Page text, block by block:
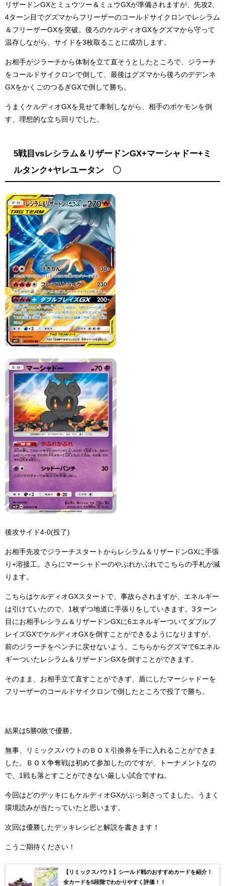
リザードンGXとミュウツー＆ミュウGXが準備されますが、先攻2、
4ターン目でグズマからフリーザーのコールドサイクロンでレシラム
＆フリーザーGXを突破。後ろのケルディオGXをグズマから守って
温存しながら、サイドを3枚取ることに成功します。
お相手がジラーチから体制を立て直そうとしたところで、ジラーチ
をコールドサイクロンで倒して、最後はグズマから後ろのデデンネ
GXをかくごのつるぎGXで倒して勝ち。
うまくケルディオGXを見せて牽制しながら、相手のポケモンを倒
す、理想的な立ち回りでした。
5戦目vsレシラム＆リザードンGX+マーシャドー+ミ
ルタンク+ヤレユータン 〇
後攻サイド4-0(投了)
お相手先攻でジラーチスタートからレシラム＆リザードンGXに手張
り+溶接工。さらにマーシャドーのやぶれかぶれでこちらの手札が減
ります。
こちらはケルディオGXスタートで、事故らされますが、エネルギー
は引けていたので、1枚ずつ地道に手張りをしていきます。3ターン
目にお相手レシラム＆リザードンGXに6エネルギーついてダブルブ
レイズGXでケルディオGXを倒すことができるようになりますが、
前のジラーチをベンチに戻せないよう。こちらからグズマで6エネル
ギーついたレシラム＆リザードンGXを倒すことができます。
そのまま、お相手立て直すことができず、盾にしたマーシャドーを
フリーザーのコールドサイクロンで倒したところで投了で勝ち。
結果は5勝0敗で優勝。
無事、リミックスバウトのＢＯＸ引換券を手に入れることができま
した。ＢＯＸ争奪戦は初めて参加したのですが、トーナメントなの
で、1戦も落とすことができない厳しい試合ですね。
今回はどのデッキにもケルディオGXがぶっ刺さってました。うまく
環境読みが当たっていたと思います。
次回は優勝したデッキレシピと解説を書きます！
こうご期待ください！
【リミックスバウト】シールド戦のおすすめカードを紹介！
全カードを5段階でわかりやすく評価！！